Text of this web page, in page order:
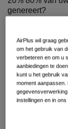
genereert?
20% van haar
En hoewel de
verschillen,
Dat verborgen
En de bedrijven
worden
AirPlus wil graag
om het gebruik van
verbeteren en om u
aanbiedingen te
kunt u het gebruik
moment aanpassen.
instellingen en in